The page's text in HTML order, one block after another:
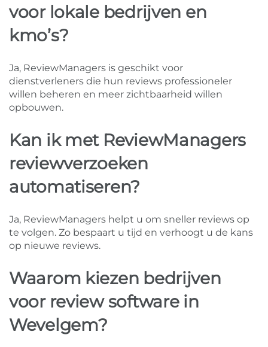
voor lokale bedrijven en
kmo’s?
Ja, ReviewManagers is geschikt voor
dienstverleners die hun reviews professioneler
willen beheren en meer zichtbaarheid willen
opbouwen.
Kan ik met ReviewManagers
reviewverzoeken
automatiseren?
Ja, ReviewManagers helpt u om sneller reviews op
te volgen. Zo bespaart u tijd en verhoogt u de kans
op nieuwe reviews.
Waarom kiezen bedrijven
voor review software in
Wevelgem?